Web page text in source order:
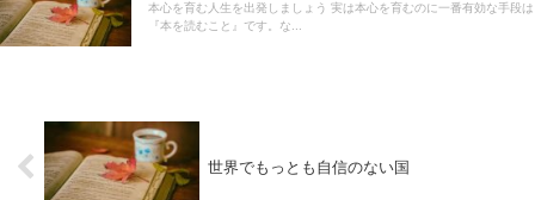
本心を育む人生を出発しましょう 実は本心を育むのに一番有効な手段は
『本を読むこと』です。な...
世界でもっとも自信のない国